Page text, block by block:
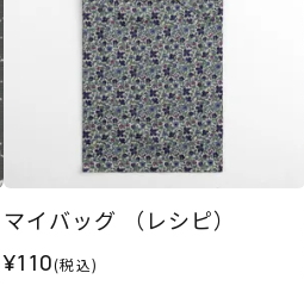
マイバッグ （レシピ）
¥110(税込)